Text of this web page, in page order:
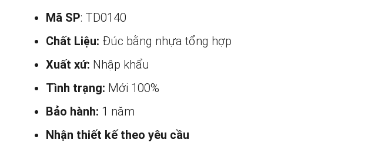
Mã SP: TD0140
Chất Liệu: Đúc bằng nhựa tổng hợp
Xuất xứ: Nhập khẩu
Tình trạng: Mới 100%
Bảo hành: 1 năm
Nhận thiết kế theo yêu cầu